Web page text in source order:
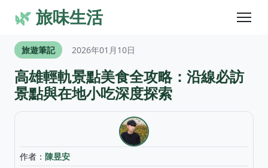
🌿旅味生活
旅遊筆記 2026年01月10日
高雄輕軌景點美食全攻略：沿線必訪
景點與在地小吃深度探索
作者： 陳昱安